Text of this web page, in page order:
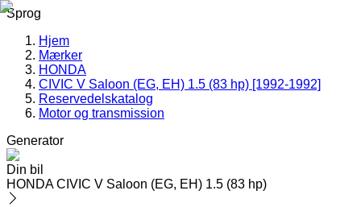
Sprog
Hjem
Mærker
HONDA
CIVIC V Saloon (EG, EH) 1.5 (83 hp) [1992-1992]
Reservedelskatalog
Motor og transmission
Generator
Din bil
HONDA CIVIC V Saloon (EG, EH) 1.5 (83 hp)